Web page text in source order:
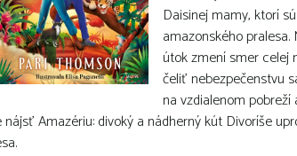
Daisinej mamy, ktorí
amazonského
útok zmení smer celej
čeliť nebezpečenstvu
na vzdialenom
nájsť Amazériu: divoký a nádherný kút Divoríše